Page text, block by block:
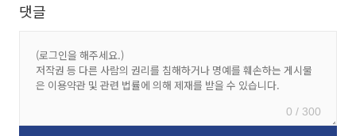
댓글
0 / 300